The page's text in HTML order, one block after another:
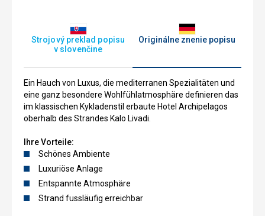
Strojový preklad popisu
v slovenčine
Originálne znenie popisu
Ein Hauch von Luxus, die mediterranen Spezialitäten und
eine ganz besondere Wohlfühlatmosphäre definieren das
im klassischen Kykladenstil erbaute Hotel Archipelagos
oberhalb des Strandes Kalo Livadi.
Ihre Vorteile:
Schönes Ambiente
Luxuriöse Anlage
Entspannte Atmosphäre
Strand fussläufig erreichbar